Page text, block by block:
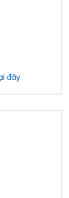
đây